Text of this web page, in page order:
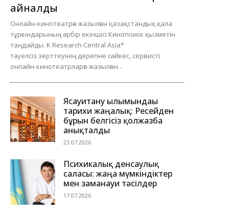
айналды
Онлайн-кинотеатрға жазылған қазақстандық қала
тұрғындарының әрбір екіншісі Кинопоиск қызметін
таңдайды. K Research Central Asia*
тәуелсіз зерттеуінің дерегіне сәйкес, сервисті
онлайн-кинотеатрларға жазылған...
Ясауитану ғылымындағы
тарихи жаңалық: Ресейден
бұрын белгісіз қолжазба
анықталды
23.07.2026
Психикалық денсаулық
саласы: жаңа мүмкіндіктер
мен заманауи тәсілдер
17.07.2026